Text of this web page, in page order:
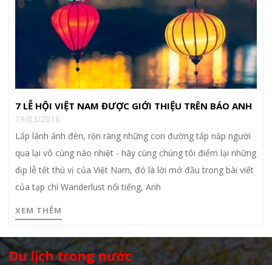
7 LỄ HỘI VIỆT NAM ĐƯỢC GIỚI THIỆU TRÊN BÁO ANH
19/03/2016
Lấp lánh ánh đèn, rộn ràng những con đường tấp nập người
qua lại vô cùng náo nhiệt - hãy cùng chúng tôi điểm lại những
dịp lễ tết thú vị của Việt Nam, đó là lời mở đầu trong bài viết
của tạp chí Wanderlust nổi tiếng, Anh
XEM THÊM
Du lịch trong nước